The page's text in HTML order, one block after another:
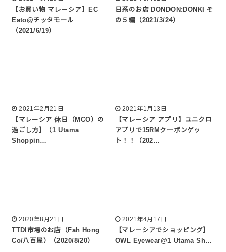
【お買い物 マレーシア】EC
Eato@チッタモール
（2021/6/19）
日系のお店 DONDON:DONKI そ
の５編（2021/3/24）
2021年2月21日
【マレーシア 休日（MCO）の
過ごし方】（1 Utama
Shoppin…
2021年1月13日
【マレーシア アプリ】ユニクロ
アプリで15RMクーポンゲッ
ト！！（202…
2020年8月21日
TTDI市場のお店（Fah Hong
Co/八百屋）（2020/8/20）
2021年4月17日
【マレーシアでショッピング】
OWL Eyewear@1 Utama Sh…